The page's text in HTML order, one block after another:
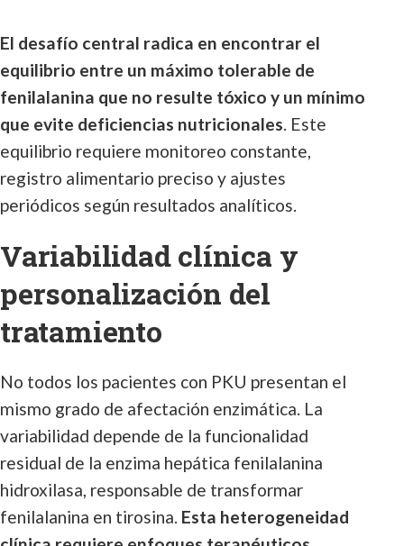
El desafío central radica en encontrar el
equilibrio entre un máximo tolerable de
fenilalanina que no resulte tóxico y un mínimo
que evite deficiencias nutricionales. Este
equilibrio requiere monitoreo constante,
registro alimentario preciso y ajustes
periódicos según resultados analíticos.
Variabilidad clínica y
personalización del
tratamiento
No todos los pacientes con PKU presentan el
mismo grado de afectación enzimática. La
variabilidad depende de la funcionalidad
residual de la enzima hepática fenilalanina
hidroxilasa, responsable de transformar
fenilalanina en tirosina. Esta heterogeneidad